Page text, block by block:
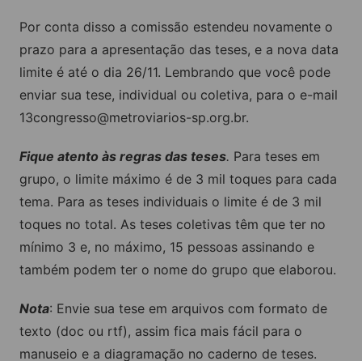
Por conta disso a comissão estendeu novamente o
prazo para a apresentação das teses, e a nova data
limite é até o dia 26/11. Lembrando que você pode
enviar sua tese, individual ou coletiva, para o e-mail
13congresso@metroviarios-sp.org.br.
Fique atento às regras das teses. Para teses em
grupo, o limite máximo é de 3 mil toques para cada
tema. Para as teses individuais o limite é de 3 mil
toques no total. As teses coletivas têm que ter no
mínimo 3 e, no máximo, 15 pessoas assinando e
também podem ter o nome do grupo que elaborou.
Nota: Envie sua tese em arquivos com formato de
texto (doc ou rtf), assim fica mais fácil para o
manuseio e a diagramação no caderno de teses.